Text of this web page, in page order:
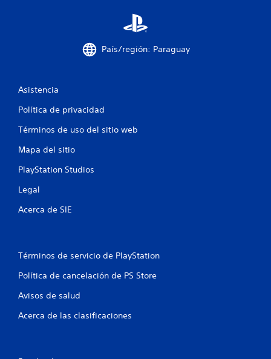
País/región: Paraguay
Asistencia
Política de privacidad
Términos de uso del sitio web
Mapa del sitio
PlayStation Studios
Legal
Acerca de SIE
Términos de servicio de PlayStation
Política de cancelación de PS Store
Avisos de salud
Acerca de las clasificaciones